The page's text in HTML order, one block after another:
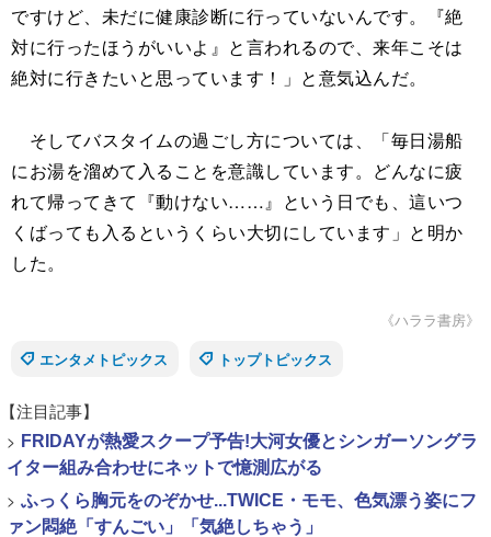
ですけど、未だに健康診断に行っていないんです。『絶
対に行ったほうがいいよ』と言われるので、来年こそは
絶対に行きたいと思っています！」と意気込んだ。
そしてバスタイムの過ごし方については、「毎日湯船
にお湯を溜めて入ることを意識しています。どんなに疲
れて帰ってきて『動けない……』という日でも、這いつ
くばっても入るというくらい大切にしています」と明か
した。
《ハララ書房》
エンタメトピックス
トップトピックス
【注目記事】
> FRIDAYが熱愛スクープ予告!大河女優とシンガーソングラ
イター組み合わせにネットで憶測広がる
> ふっくら胸元をのぞかせ...TWICE・モモ、色気漂う姿にフ
ァン悶絶「すんごい」「気絶しちゃう」